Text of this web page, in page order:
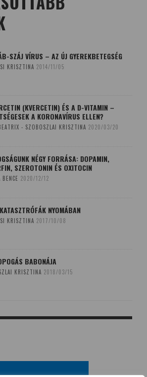
SZÁJ VÍRUS – AZ ÚJ GYEREKBETEGSÉG
KRISZTINA 2014/11/05
(KVERCETIN) ÉS A D-VITAMIN –
A KORONAVÍRUS ELLEN?
- SZOBOSZLAI KRISZTINA 2020/03/20
NÉGY FORRÁSA: DOPAMIN,
SZEROTONIN ÉS OXITOCIN
BENCE 2020/12/12
NYOMÁBAN
KRISZTINA 2017/10/08
BABONÁJA
KRISZTINA 2018/03/15